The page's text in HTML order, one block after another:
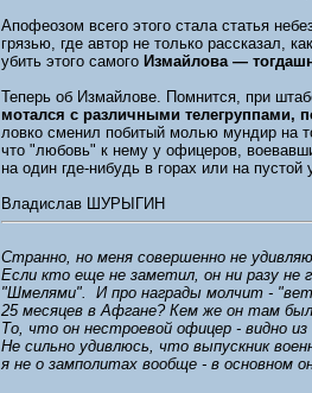
Апофеозом всего этого стала статья
грязью, где автор не только рассказал,
убить этого самого Измайлова —
Теперь об Измайлове. Помнится, при
мотался с различными телегруппами,
ловко сменил побитый молью мундир на
что "любовь" к нему у офицеров,
на один где-нибудь в горах или на пустой
Владислав ШУРЫГИН
Странно, но меня совершенно не
Если кто еще не заметил, он ни разу
"Шмелями". И про награды молчит -
25 месяцев в Афгане? Кем же он там
То, что он нестроевой офицер - видно
Не сильно удивлюсь, что выпускник
я не о замполитах вообще - в основном